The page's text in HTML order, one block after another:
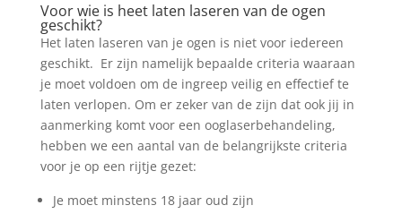
Voor wie is heet laten laseren van de ogen
geschikt?
Het laten laseren van je ogen is niet voor iedereen
geschikt. Er zijn namelijk bepaalde criteria waaraan
je moet voldoen om de ingreep veilig en effectief te
laten verlopen. Om er zeker van de zijn dat ook jij in
aanmerking komt voor een ooglaserbehandeling,
hebben we een aantal van de belangrijkste criteria
voor je op een rijtje gezet:
Je moet minstens 18 jaar oud zijn